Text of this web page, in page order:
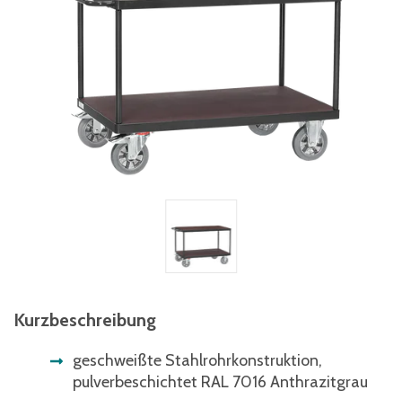
Kurzbeschreibung
geschweißte Stahlrohrkonstruktion,
pulverbeschichtet RAL 7016 Anthrazitgrau